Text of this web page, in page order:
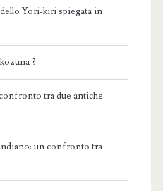
Yori-kiri spiegata in
?
tra due antiche
un confronto tra